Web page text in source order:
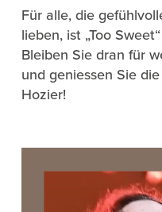
Für alle, die
lieben, ist „Too
Bleiben Sie dran für
und geniessen Sie
Hozier!
Player